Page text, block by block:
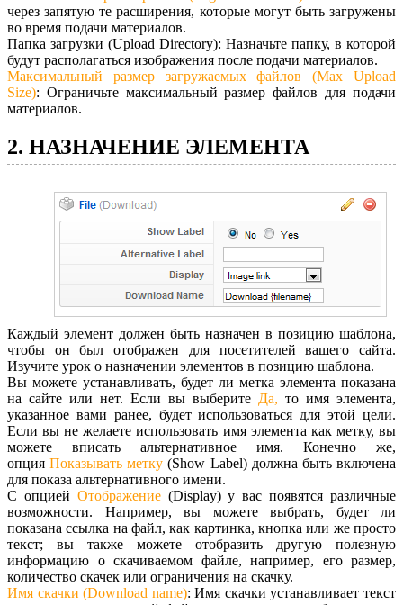
через запятую те расширения, которые могут быть загружены
во время подачи материалов.
Папка загрузки (Upload Directory): Назначьте папку, в которой
будут располагаться изображения после подачи материалов.
Максимальный размер загружаемых файлов (Max Upload
Size): Ограничьте максимальный размер файлов для подачи
материалов.
2. НАЗНАЧЕНИЕ ЭЛЕМЕНТА
Каждый элемент должен быть назначен в позицию шаблона,
чтобы он был отображен для посетителей вашего сайта.
Изучите урок о назначении элементов в позицию шаблона.
Вы можете устанавливать, будет ли метка элемента показана
на сайте или нет. Если вы выберите Да, то имя элемента,
указанное вами ранее, будет использоваться для этой цели.
Если вы не желаете использовать имя элемента как метку, вы
можете вписать альтернативное имя. Конечно же,
опцияПоказывать метку (Show Label) должна быть включена
для показа альтернативного имени.
С опцией Отображение(Display) у вас появятся различные
возможности. Например, вы можете выбрать, будет ли
показана ссылка на файл, как картинка, кнопка или же просто
текст; вы также можете отобразить другую полезную
информацию о скачиваемом файле, например, его размер,
количество скачек или ограничения на скачку.
Имя скачки (Download name): Имя скачки устанавливает текст